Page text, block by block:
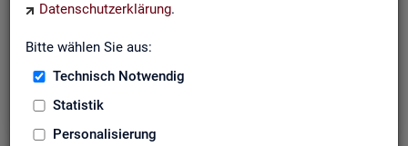
Datenschutzerklärung.
Bitte wählen Sie aus:
Technisch Notwendig
Statistik
Personalisierung